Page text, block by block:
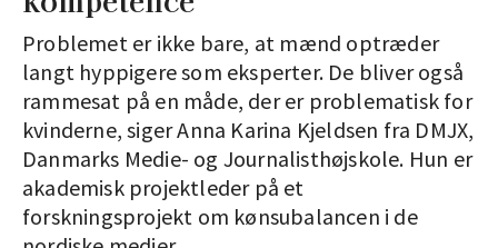
Problemet er ikke bare, at mænd optræder
langt hyppigere som eksperter. De bliver også
rammesat på en måde, der er problematisk for
kvinderne, siger Anna Karina Kjeldsen fra DMJX,
Danmarks Medie- og Journalisthøjskole. Hun er
akademisk projektleder på et
forskningsprojekt om kønsubalancen i de